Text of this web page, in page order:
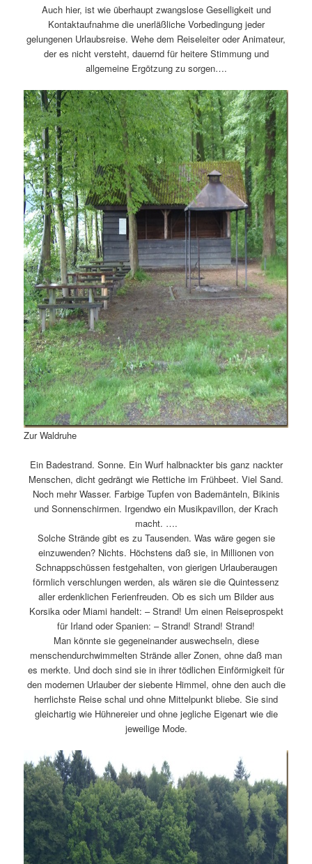
Auch hier, ist wie überhaupt zwangslose Geselligkeit und
Kontaktaufnahme die unerläßliche Vorbedingung jeder
gelungenen Urlaubsreise. Wehe dem Reiseleiter oder Animateur,
der es nicht versteht, dauernd für heitere Stimmung und
allgemeine Ergötzung zu sorgen….
Zur Waldruhe
Ein Badestrand. Sonne. Ein Wurf halbnackter bis ganz nackter
Menschen, dicht gedrängt wie Rettiche im Frühbeet. Viel Sand.
Noch mehr Wasser. Farbige Tupfen von Bademänteln, Bikinis
und Sonnenschirmen. Irgendwo ein Musikpavillon, der Krach
macht. ….
Solche Strände gibt es zu Tausenden. Was wäre gegen sie
einzuwenden? Nichts. Höchstens daß sie, in Millionen von
Schnappschüssen festgehalten, von gierigen Urlauberaugen
förmlich verschlungen werden, als wären sie die Quintessenz
aller erdenklichen Ferienfreuden. Ob es sich um Bilder aus
Korsika oder Miami handelt: – Strand! Um einen Reiseprospekt
für Irland oder Spanien: – Strand! Strand! Strand!
Man könnte sie gegeneinander auswechseln, diese
menschendurchwimmelten Strände aller Zonen, ohne daß man
es merkte. Und doch sind sie in ihrer tödlichen Einförmigkeit für
den modernen Urlauber der siebente Himmel, ohne den auch die
herrlichste Reise schal und ohne Mittelpunkt bliebe. Sie sind
gleichartig wie Hühnereier und ohne jegliche Eigenart wie die
jeweilige Mode.